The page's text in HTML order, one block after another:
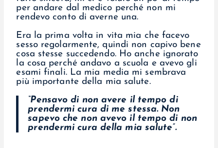
per andare dal medico perché non mi
rendevo conto di averne una.
Era la prima volta in vita mia che facevo
sesso regolarmente, quindi non capivo bene
cosa stesse succedendo. Ho anche ignorato
la cosa perché andavo a scuola e avevo gli
esami finali. La mia media mi sembrava
più importante della mia salute.
“Pensavo di non avere il tempo di
prendermi cura di me stessa. Non
sapevo che non avevo il tempo di non
prendermi cura della mia salute”.